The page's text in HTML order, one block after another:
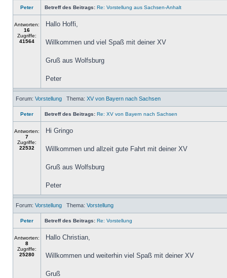
Peter Betreff des Beitrags: Re: Vorstellung aus Sachsen-Anhalt
Antworten:
16
Zugriffe:
41564
Hallo Hoffi,
Willkommen und viel Spaß mit deiner XV
Gruß aus Wolfsburg
Peter
Forum: Vorstellung Thema: XV von Bayern nach Sachsen
Peter Betreff des Beitrags: Re: XV von Bayern nach Sachsen
Antworten:
7
Zugriffe:
22532
Hi Gringo
Willkommen und allzeit gute Fahrt mit deiner XV
Gruß aus Wolfsburg
Peter
Forum: Vorstellung Thema: Vorstellung
Peter Betreff des Beitrags: Re: Vorstellung
Antworten:
8
Zugriffe:
25280
Hallo Christian,
Willkommen und weiterhin viel Spaß mit deiner XV
Gruß